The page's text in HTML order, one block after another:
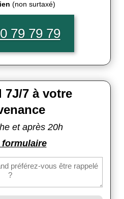
(non surtaxé)
79 79 79
7 à votre
et après 20h
formulaire